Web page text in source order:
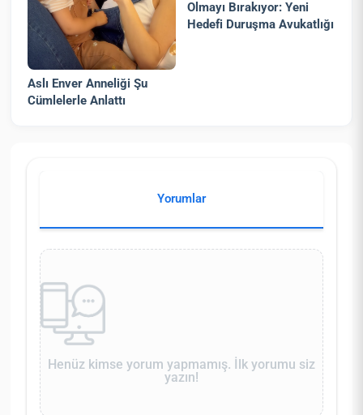
Aslı Enver Anneliği Şu
Cümlelerle Anlattı
Olmayı Bırakıyor: Yeni
Hedefi Duruşma Avukatlığı
Yorumlar
Henüz kimse yorum yapmamış. İlk yorumu siz
yazın!